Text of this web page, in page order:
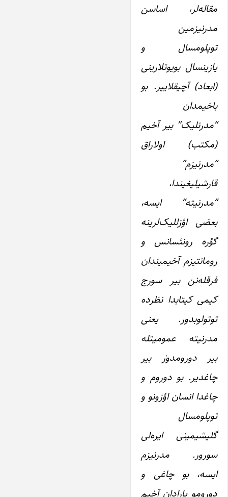
مقاله‌لر، اساسن
مدرنیزمین
توپلومسال و
یازینسال بویوتلارینی
(ابعاد) آچیقلاییر. بو
باخیمدان
“مدرنلیک” بیر آخیم
(مکتب) اولاراق
“مدرنیزم”
قارشیلیغیندا،
“مدرنیته” ایسه،
بعضی اؤزللیک‌لرینه
گؤره رونئسانس و
رومانتیزم آخیمیندان
فرقله‌نن بیر سورج
کیمی کیتابدا نظرده
توتولوبدور. یعنی
مدرنیته عمومیتله
بیر دورومدورٰ بیر
چاغدیر. بو دوروم و
چاغدا انسان اؤزونو و
توپلومسال
گلیشیمینی ایره‌لی
سورور. مدرنیزم
ایسه، بو چاغی و
دورومو یارادان آخیم